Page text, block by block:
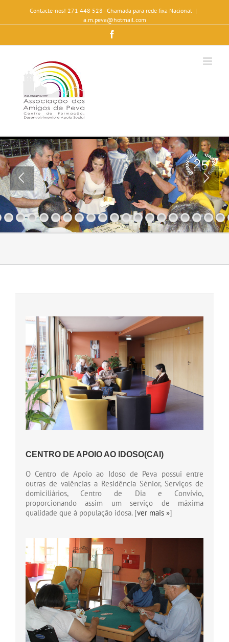
Contacte-nos! 271 448 528 - Chamada para rede fixa Nacional |
a.m.peva@hotmail.com
CENTRO DE APOIO AO IDOSO(CAI)
O Centro de Apoio ao Idoso de Peva possui entre
outras de valências a Residência Sénior, Serviços de
domiciliários, Centro de Dia e Convívio,
proporcionando assim um serviço de máxima
qualidade que à população idosa. [ver mais »]